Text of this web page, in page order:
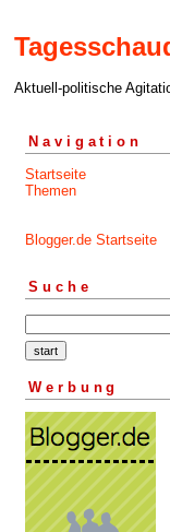
Aktuell-politische
Navigation
Startseite
Themen
Blogger.de Startseite
Suche
Werbung